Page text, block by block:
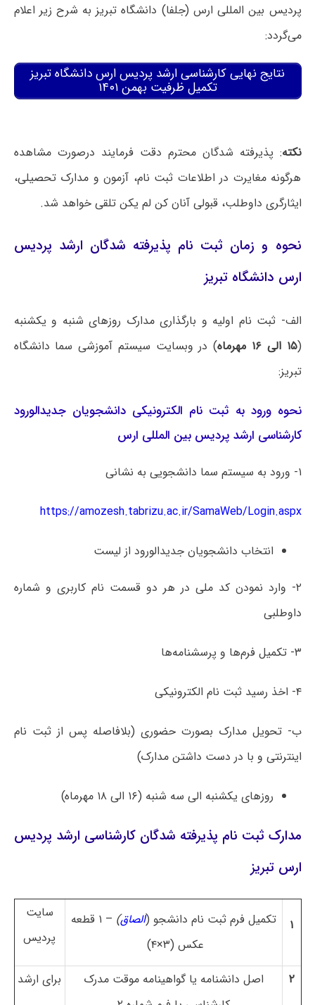
پردیس بین المللی ارس (جلفا) دانشگاه تبریز به شرح زیر اعلام
می‌گردد:
نتایج نهایی کارشناسی ارشد پردیس ارس دانشگاه تبریز
تکمیل ظرفیت بهمن ۱۴۰۱
نکته: پذیرفته شدگان محترم دقت فرمایند درصورت مشاهده
هرگونه مغایرت در اطلاعات ثبت نام، آزمون و مدارک تحصیلی،
ایثارگری داوطلب، قبولی آنان کن لم یکن تلقی خواهد شد.
نحوه و زمان ثبت نام پذیرفته شدگان ارشد پردیس
ارس دانشگاه تبریز
الف- ثبت نام اولیه و بارگذاری مدارک روزهای شنبه و یکشنبه
(۱۵ الی ۱۶ مهرماه
) در وبسایت سیستم آموزشی سما دانشگاه
تبریز:
نحوه ورود به ثبت نام الکترونیکی دانشجویان جدیدالورود
کارشناسی ارشد پردیس بین المللی ارس
۱- ورود به سیستم سما دانشجویی به نشانی
https://amozesh.tabrizu.ac.ir/SamaWeb/Login.aspx
انتخاب دانشجویان جدیدالورود از لیست
۲- وارد نمودن کد ملی در هر دو قسمت نام کاربری و شماره
داوطلبی
۳- تکمیل فرم‌ها و پرسشنامه‌ها
۴- اخذ رسید ثبت نام الکترونیکی
ب- تحویل مدارک بصورت حضوری (بلافاصله پس از ثبت نام
اینترنتی و با در دست داشتن مدارک)
روزهای یکشنبه الی سه شنبه (۱۶ الی ۱۸ مهرماه)
مدارک ثبت نام پذیرفته شدگان کارشناسی ارشد پردیس
ارس تبریز
۱ تکمیل فرم ثبت نام دانشجو (الصاق)
– ۱ قطعه
عکس (۳×۴)
سایت
پردیس
۲ اصل دانشنامه یا گواهینامه موقت مدرک
برای ارشد